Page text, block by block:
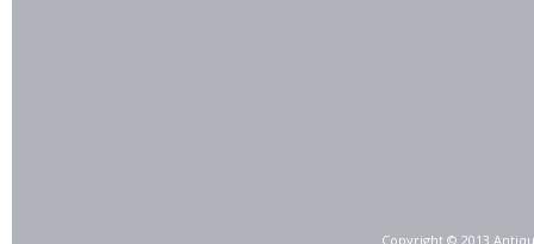
Copyright © 2013